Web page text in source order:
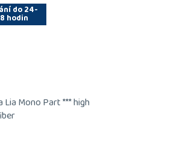
do 24-
hodin
Lia Mono Part *** high